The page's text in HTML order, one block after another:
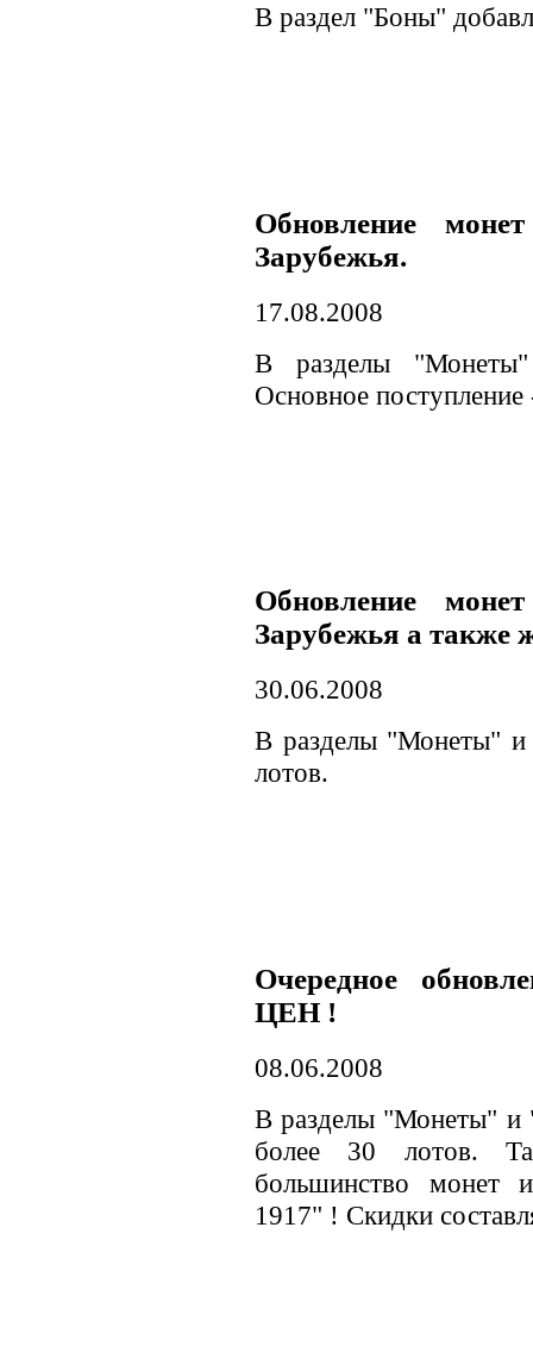
В раздел "Боны"
Обновление
Зарубежья.
17.08.2008
В разделы
Основное
Обновление
Зарубежья а также
30.06.2008
В разделы "Монеты" и
лотов.
Очередное
ЦЕН !
08.06.2008
В разделы "Монеты" и
более 30 лотов.
большинство монет
1917" ! Скидки